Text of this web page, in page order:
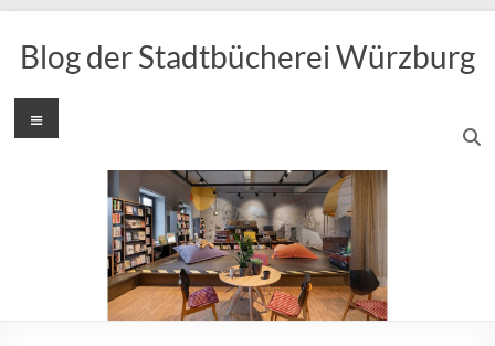
Inhalt
springen
Blog der Stadtbücherei Würzburg
Menü